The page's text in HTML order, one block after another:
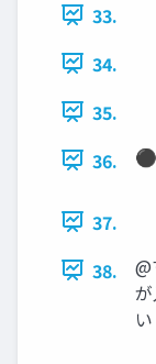
33.
34.
35.
36.
37.
38.
い